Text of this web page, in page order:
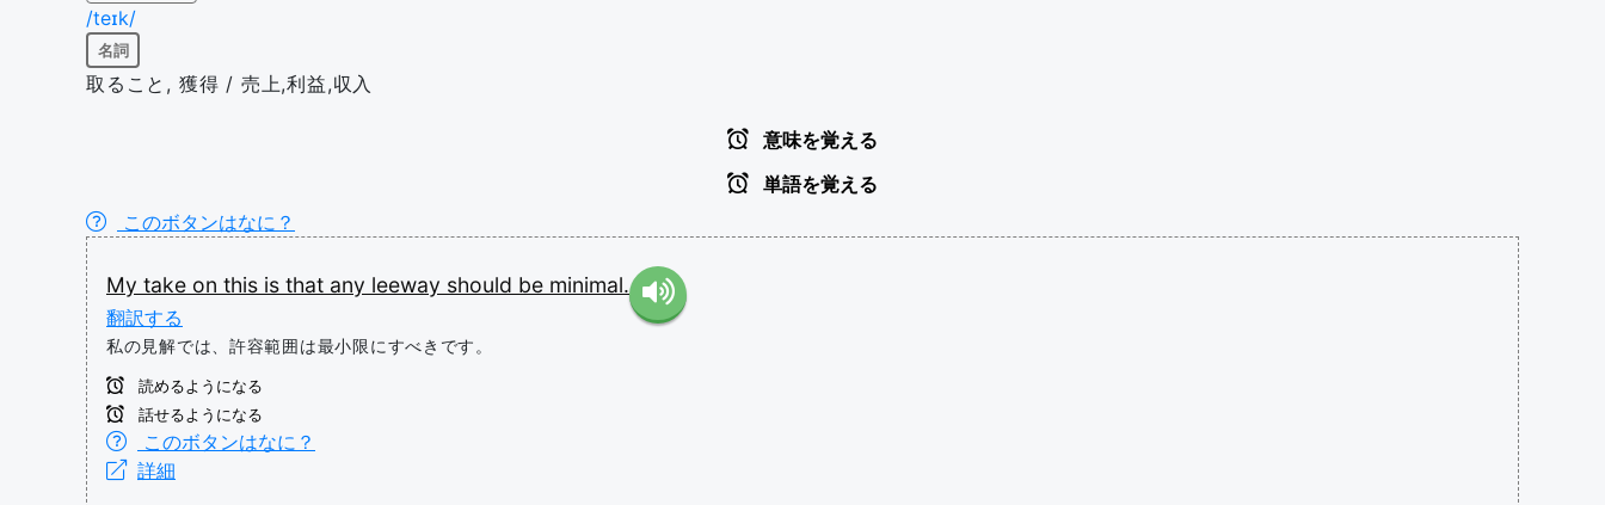
/teɪk/
名詞
取ること, 獲得 / 売上,利益,収入
意味を覚える
単語を覚える
このボタンはなに？
My take on this is that any leeway should be minimal.
翻訳する
私の見解では、許容範囲は最小限にすべきです。
読めるようになる
話せるようになる
このボタンはなに？
詳細